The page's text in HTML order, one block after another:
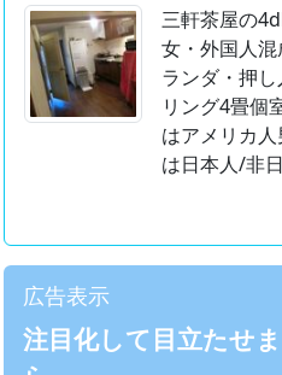
三軒茶屋の
女・外国人
ランダ・押
リング4畳個
はアメリカ
は日本人/非
広告表示
注目化して目立たせ